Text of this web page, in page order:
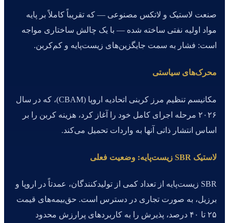
صنعت لاستیک و لاتکس مصنوعی — که تقریباً کاملاً بر پایه
مواد اولیه نفتی ساخته شده — با یک چالش ساختاری مواجه
است: فشار به سمت جایگزین‌های زیست‌پایه و کم‌کربن.
محرک‌های سیاستی
مکانیسم تنظیم مرز کربنی اتحادیه اروپا (CBAM)، که در سال
۲۰۲۶ مرحله اجرای کامل خود را آغاز کرد، هزینه کربن را بر
اساس انتشار ذاتی آنها به واردات تحمیل می‌کند.
لاستیک SBR زیست‌پایه: وضعیت فعلی
SBR زیست‌پایه از تعداد کمی از تولیدکنندگان، عمدتاً در اروپا و
برزیل، به صورت تجاری در دسترس است. حق‌بیمه‌های قیمت
۲۵ تا ۴۰ درصد، پذیرش را به کاربردهای پرارزش محدود